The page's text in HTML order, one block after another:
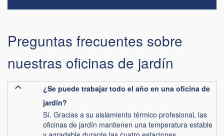
Preguntas frecuentes sobre
nuestras oficinas de jardín
¿Se puede trabajar todo el año en una oficina de
jardín?
Sí. Gracias a su aislamiento térmico profesional, las
oficinas de jardín mantienen una temperatura estable